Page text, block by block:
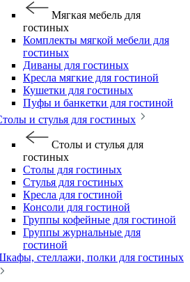
Мягкая мебель для
гостиных
Комплекты мягкой мебели для
гостиных
Диваны для гостиных
Кресла мягкие для гостиной
Кушетки для гостиных
Пуфы и банкетки для гостиной
и стулья для гостиных
Столы и стулья для
гостиных
Столы для гостиных
Стулья для гостиных
Кресла для гостиной
Консоли для гостиной
Группы кофейные для гостиной
Группы журнальные для
гостиной
стеллажи, полки для гостиных